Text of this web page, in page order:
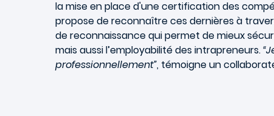
la mise en place d'une certification des
propose de reconnaître ces dernières à
de reconnaissance qui permet de mieux
mais aussi l’employabilité des intrapreneurs.
professionnellement”, témoigne un